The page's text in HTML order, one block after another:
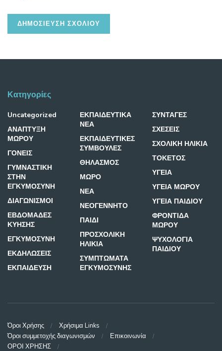
Κατηγορίες
Uncategorized
ΑΝΑΠΤΥΞΗ
ΜΩΡΟΥ
ΓΟΝΕΙΣ
ΓΥΜΝΑΣΤΙΚΗ
ΣΤΗΝ
ΕΓΚΥΜΟΣΥΝΗ
ΔΙΑΓΩΝΙΣΜΟΙ
ΕΒΔΟΜΑΔΕΣ
ΚΥΗΣΗΣ
ΕΓΚΥΜΟΣΥΝΗ
ΕΚΔΗΛΩΣΕΙΣ
ΕΚΠΑΙΔΕΥΣΗ
ΕΚΠΑΙΔΕΥΤΙΚΑ
ΝΕΑ
ΕΚΠΑΙΔΕΥΤΙΚΕΣ
ΣΥΜΒΟΥΛΕΣ
ΘΗΛΑΣΜΟΣ
ΜΩΡΟ
ΝΕΑ
ΝΕΟΓΕΝΝΗΤΟ
ΠΑΙΔΙ
ΠΡΟΣΧΟΛΙΚΗ
ΗΛΙΚΙΑ
ΣΥΜΠΤΩΜΑΤΑ
ΕΓΚΥΜΟΣΥΝΗΣ
ΣΥΝΤΑΓΕΣ
ΣΧΕΣΕΙΣ
ΣΧΟΛΙΚΗ ΗΛΙΚΙΑ
ΤΟΚΕΤΟΣ
ΥΓΕΙΑ
ΥΓΕΙΑ ΜΩΡΟΥ
ΥΓΕΙΑ ΠΑΙΔΙΟΥ
ΦΡΟΝΤΙΔΑ
ΜΩΡΟΥ
ΨΥΧΟΛΟΓΙΑ
ΠΑΙΔΙΟΥ
Όροι Χρήσης
Χρήσιμα Links
Όροι συμμετοχής διαγωνισμών
Επικοινωνία
ΟΡΟΙ ΧΡΗΣΗΣ